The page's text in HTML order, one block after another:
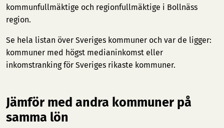
kommunfullmäktige och regionfullmäktige i Bollnäss
region.
Se hela listan över Sveriges kommuner och var de ligger:
kommuner med högst medianinkomst eller
inkomstranking för Sveriges rikaste kommuner.
Jämför med andra kommuner på
samma lön